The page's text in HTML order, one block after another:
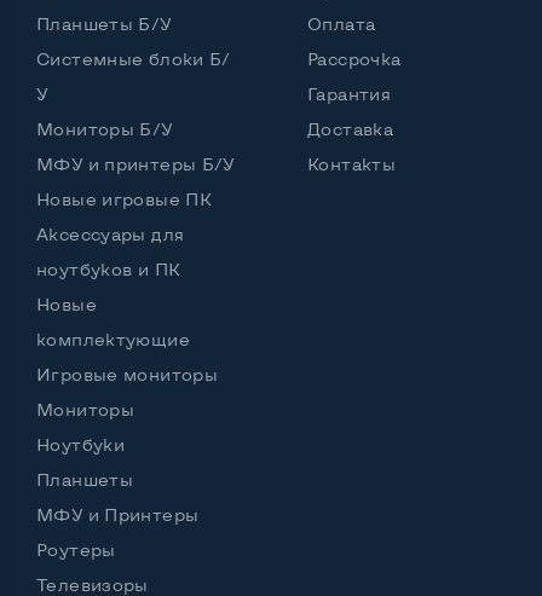
Планшеты Б/У
Системные блоки Б/
У
Мониторы Б/У
МФУ и принтеры Б/У
Новые игровые ПК
Аксессуары для
ноутбуков и ПК
Новые
комплектующие
Игровые мониторы
Мониторы
Ноутбуки
Планшеты
МФУ и Принтеры
Роутеры
Телевизоры
Оплата
Рассрочка
Гарантия
Доставка
Контакты